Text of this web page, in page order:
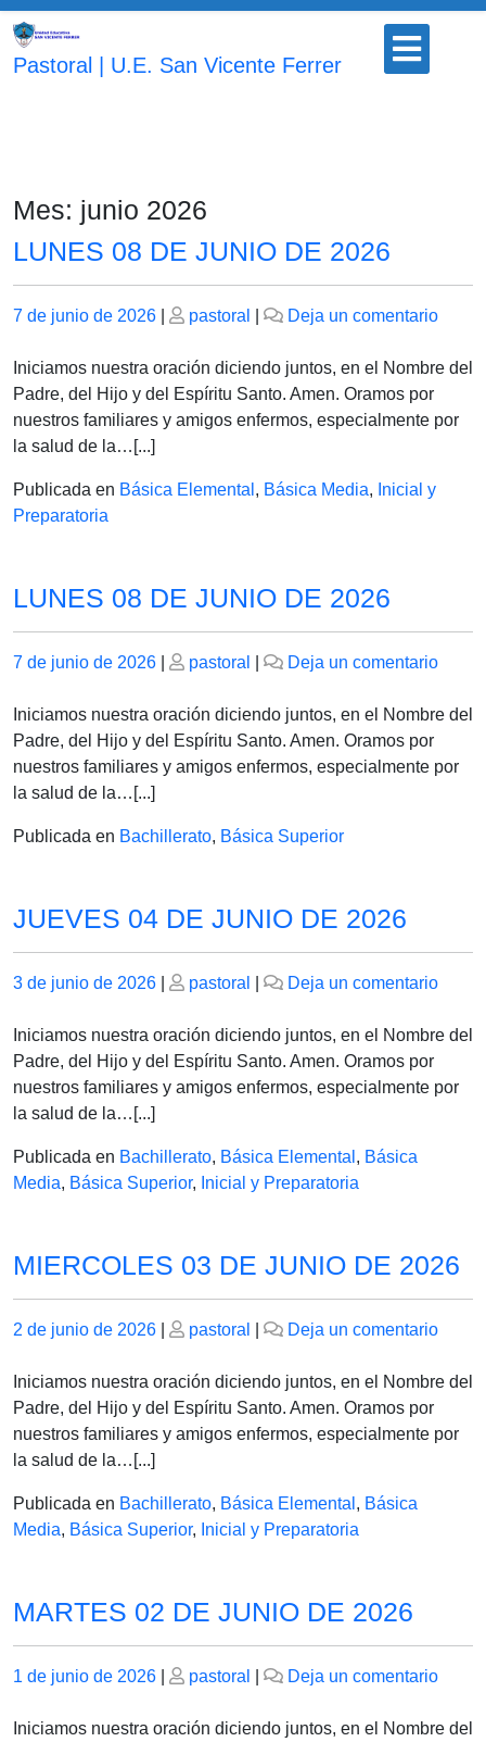
Saltar
contenido
Pastoral | U.E. San Vicente Ferrer
Botón
abrir
Mes: junio 2026
LUNES 08 DE JUNIO DE 2026
Publicado
7 de junio de 2026
Publicado
pastoral Deja un comentarioen
08
Iniciamos nuestra oración diciendo juntos, en el Nombre del
Padre, del Hijo y del Espíritu Santo. Amen. Oramos por
nuestros familiares y amigos enfermos, especialmente por
la salud de la…[...]
Publicada en Básica Elemental , Básica Media, Inicial y
Preparatoria
LUNES 08 DE JUNIO DE 2026
Publicado
7 de junio de 2026
Publicado
pastoral Deja un comentarioen
08
Iniciamos nuestra oración diciendo juntos, en el Nombre del
Padre, del Hijo y del Espíritu Santo. Amen. Oramos por
nuestros familiares y amigos enfermos, especialmente por
la salud de la…[...]
Publicada en Bachillerato, Básica Superior
JUEVES 04 DE JUNIO DE 2026
Publicado
3 de junio de 2026
Publicado
pastoral Deja un comentarioen
04
Iniciamos nuestra oración diciendo juntos, en el Nombre del
Padre, del Hijo y del Espíritu Santo. Amen. Oramos por
nuestros familiares y amigos enfermos, especialmente por
la salud de la…[...]
Publicada en Bachillerato, Básica Elemental , Básica
Media, Básica Superior, Inicial y Preparatoria
MIERCOLES 03 DE JUNIO DE 2026
Publicado
2 de junio de 2026
Publicado
pastoral Deja un comentarioen
03
Iniciamos nuestra oración diciendo juntos, en el Nombre del
Padre, del Hijo y del Espíritu Santo. Amen. Oramos por
nuestros familiares y amigos enfermos, especialmente por
la salud de la…[...]
Publicada en Bachillerato, Básica Elemental , Básica
Media, Básica Superior, Inicial y Preparatoria
MARTES 02 DE JUNIO DE 2026
Publicado
1 de junio de 2026
Publicado
pastoral Deja un comentarioen
02
Iniciamos nuestra oración diciendo juntos, en el Nombre del